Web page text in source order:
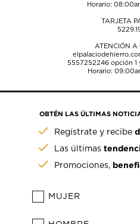
Horario:
TARJETA
ATENCIÓN A
5557252246opción 1
Horario:
OBTÉN LAS ÚLTIMAS
Regístrate y recibe
Las últimas
Promociones,
MUJER